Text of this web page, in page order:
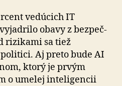
vedúcich IT
obavy z bez­peč­
ri­zi­kami sa tiež
Aj preto bude AI
ktorý je prvým
o umelej in­te­li­gen­cii